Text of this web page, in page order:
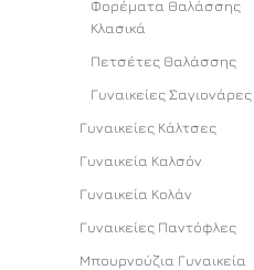
Φορέματα Θαλάσσης
Κλασικά
Πετσέτες Θαλάσσης
Γυναικείες Σαγιονάρες
Γυναικείες Κάλτσες
Γυναικεία Καλσόν
Γυναικεία Κολάν
Γυναικείες Παντόφλες
Μπουρνούζια Γυναικεία